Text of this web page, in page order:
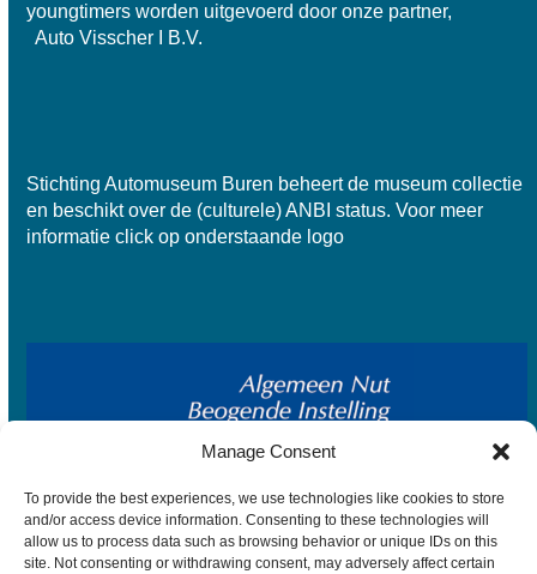
Manage Consent
To provide the best experiences, we use technologies like cookies to store
and/or access device information. Consenting to these technologies will
allow us to process data such as browsing behavior or unique IDs on this
site. Not consenting or withdrawing consent, may adversely affect certain
youngtimers worden uitgevoerd door onze partner,
Auto Visscher I B.V.
Stichting Automuseum Buren beheert de museum collectie
en beschikt over de (culturele) ANBI status. Voor meer
informatie click op onderstaande logo